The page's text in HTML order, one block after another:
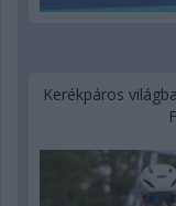
Kerékpáros